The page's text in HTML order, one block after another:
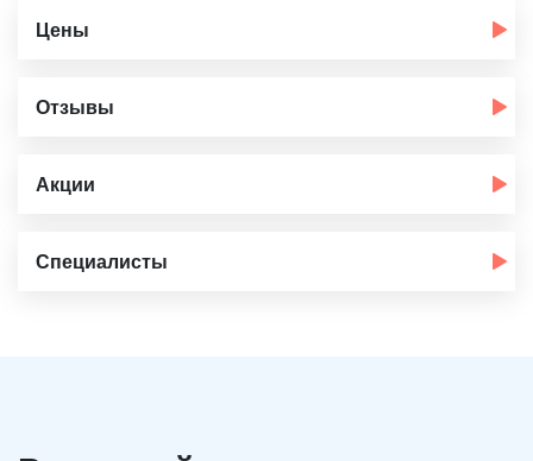
Цены
Отзывы
Акции
Специалисты